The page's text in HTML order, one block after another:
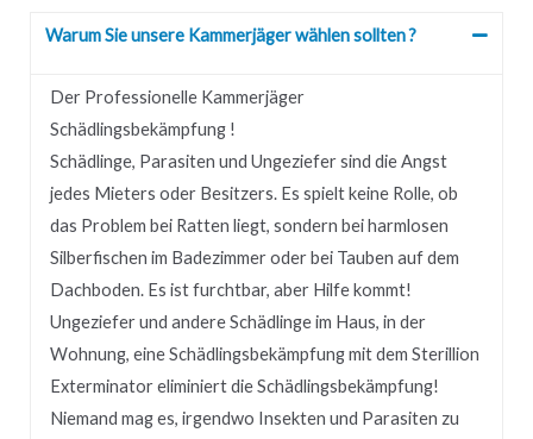
Warum Sie unsere Kammerjäger wählen sollten ?
Der Professionelle Kammerjäger
Schädlingsbekämpfung !
Schädlinge, Parasiten und Ungeziefer sind die Angst
jedes Mieters oder Besitzers. Es spielt keine Rolle, ob
das Problem bei Ratten liegt, sondern bei harmlosen
Silberfischen im Badezimmer oder bei Tauben auf dem
Dachboden. Es ist furchtbar, aber Hilfe kommt!
Ungeziefer und andere Schädlinge im Haus, in der
Wohnung, eine Schädlingsbekämpfung mit dem Sterillion
Exterminator eliminiert die Schädlingsbekämpfung!
Niemand mag es, irgendwo Insekten und Parasiten zu